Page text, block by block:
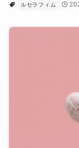
ルセラフィム